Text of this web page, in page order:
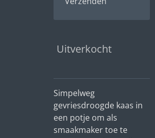
Uitverkocht
Simpelweg
gevriesdroogde kaas in
een potje om als
smaakmaker toe te